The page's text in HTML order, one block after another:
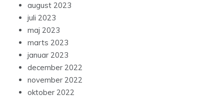
august 2023
juli 2023
maj 2023
marts 2023
januar 2023
december 2022
november 2022
oktober 2022